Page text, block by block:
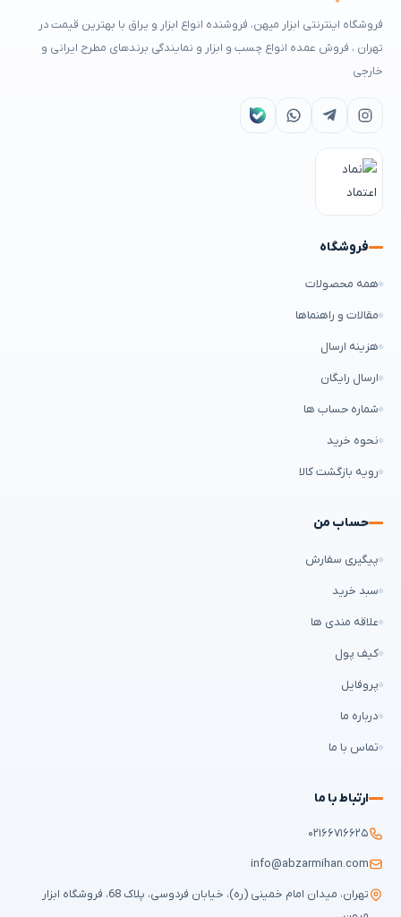
فروشگاه اینترنتی ابزار میهن، فروشنده انواع ابزار و یراق با بهترین قیمت در
تهران ، فروش عمده انواع چسب و ابزار و نمایندگی برندهای مطرح ایرانی و
خارجی
فروشگاه
همه محصولات
مقالات و راهنماها
هزینه ارسال
ارسال رایگان
شماره حساب ها
نحوه خرید
رویه بازگشت کالا
حساب من
پیگیری سفارش
سبد خرید
علاقه مندی ها
کیف پول
پروفایل
درباره ما
تماس با ما
ارتباط با ما
۰۲۱۶۶۷۱۶۶۲۵
info@abzarmihan.com
تهران، میدان امام خمینی (ره)، خیابان فردوسی، پلاک 68، فروشگاه ابزار